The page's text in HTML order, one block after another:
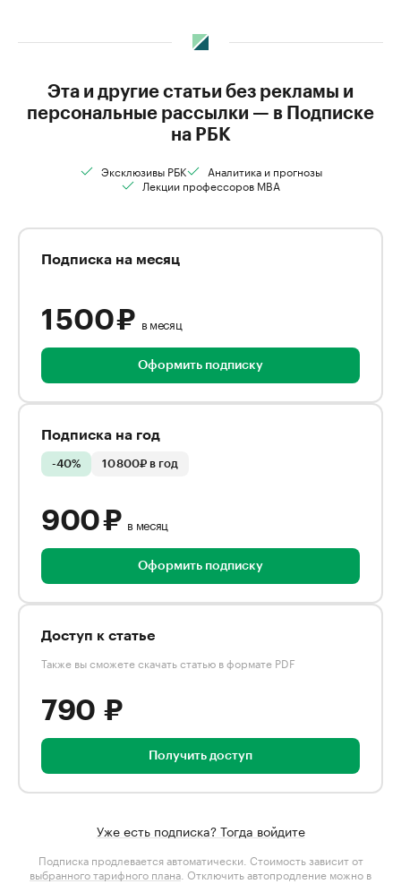
Эта и другие статьи без рекламы и
персональные рассылки — в Подписке
на РБК
Эксклюзивы РБК
Аналитика и прогнозы
Лекции профессоров MBA
Подписка на месяц
1 500 ₽ в месяц
Оформить подписку
Подписка на год
-40% 10 800₽ в год
900 ₽ в месяц
Оформить подписку
Доступ к статье
Также вы сможете скачать статью в формате PDF
790 ₽
Получить доступ
Уже есть подписка? Тогда войдите
Подписка продлевается автоматически. Стоимость зависит от
выбранного тарифного плана . Отключить автопродление можно в